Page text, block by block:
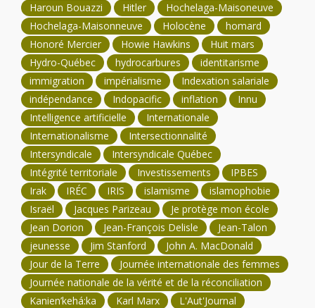
Haroun Bouazzi
Hitler
Hochelaga-Maisoneuve
Hochelaga-Maisonneuve
Holocène
homard
Honoré Mercier
Howie Hawkins
Huit mars
Hydro-Québec
hydrocarbures
identitarisme
immigration
impérialisme
Indexation salariale
indépendance
Indopacific inflation
Innu
Intelligence artificielle
Internationale
Internationalisme
Intersectionnalité
Intersyndicale
Intersyndicale Québec
Intégrité territoriale
Investissements
IPBES
Irak
IRÉC IRIS islamisme
islamophobie
Israël
Jacques Parizeau
Je protège mon école
Jean Dorion
Jean-François Delisle
Jean-Talon
jeunesse
Jim Stanford
John A. MacDonald
Jour de la Terre
Journée internationale des femmes
Journée nationale de la vérité et de la réconciliation
Kanien’kehá:ka
Karl Marx L'Aut'Journal